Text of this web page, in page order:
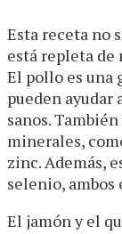
Esta receta no
está repleta de
El pollo es una
pueden ayudar
sanos.
minerales,
zinc. Además,
selenio, ambos
El jamón y el